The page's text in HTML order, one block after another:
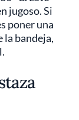
jugoso. Si
poner una
la bandeja,